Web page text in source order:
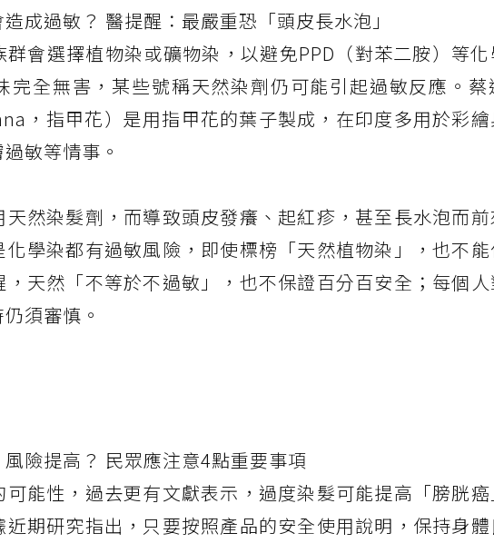
成過敏？ 醫提醒：最嚴重恐「頭皮長水泡」
會選擇植物染或礦物染，以避免PPD（對苯二胺）等
完全無害，某些號稱天然染劑仍可能引起過敏反應。蔡
，指甲花）是用指甲花的葉子製成，在印度多用於彩
敏等情事。
然染髮劑，而導致頭皮發癢、起紅疹，甚至長水泡而
化學染都有過敏風險，即使標榜「天然植物染」，也不
，天然「不等於不過敏」，也不保證百分百安全；每個
須審慎。
險提高？ 民眾應注意4點重要事項
能性，過去更有文獻表示，過度染髮可能提高「膀胱癌
期研究指出，只要按照產品的安全使用說明，保持身